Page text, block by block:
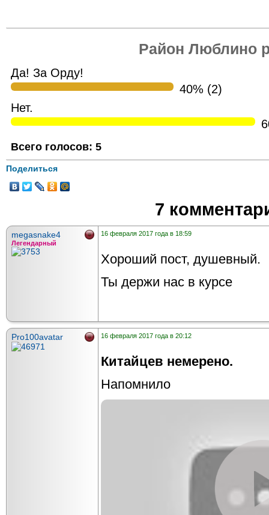
Район Люблино
Да! За Орду!
40% (2)
Нет.
Всего голосов: 5
Поделиться
7
megasnake4
Легендарный
16 февраля 2017 года в 18:59
Хороший пост, душевный.
Ты держи нас в курсе
Pro100avatar 16 февраля 2017 года в 20:12
Китайцев немерено.
Напомнило